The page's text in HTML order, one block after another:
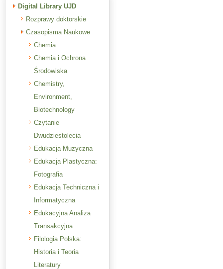
Digital Library UJD
Rozprawy doktorskie
Czasopisma Naukowe
Chemia
Chemia i Ochrona
Środowiska
Chemistry,
Environment,
Biotechnology
Czytanie
Dwudziestolecia
Edukacja Muzyczna
Edukacja Plastyczna:
Fotografia
Edukacja Techniczna i
Informatyczna
Edukacyjna Analiza
Transakcyjna
Filologia Polska:
Historia i Teoria
Literatury